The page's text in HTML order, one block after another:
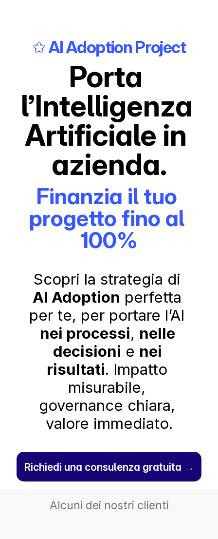
✩ AI Adoption Project
Porta
l’Intelligenza
Artificiale in
azienda.
Finanzia il tuo
progetto fino al
100%
AI Adoption perfetta
nei processi, nelle
decisioni e nei
risultati. Impatto
misurabile,
governance chiara,
valore immediato.
Richiedi una consulenza gratuita →
Alcuni dei nostri clienti